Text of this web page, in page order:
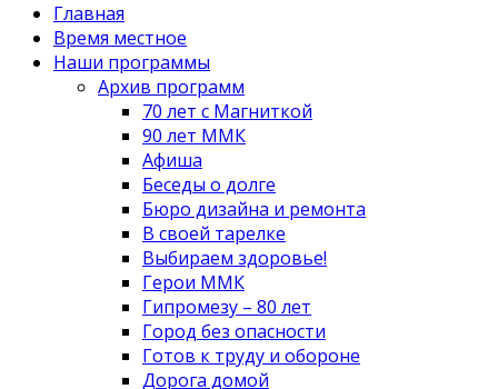
Главная
Время местное
Наши программы
Архив программ
70 лет с Магниткой
90 лет ММК
Афиша
Беседы о долге
Бюро дизайна и ремонта
В своей тарелке
Выбираем здоровье!
Герои ММК
Гипромезу – 80 лет
Город без опасности
Готов к труду и обороне
Дорога домой